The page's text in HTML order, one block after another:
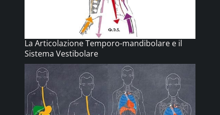
La Articolazione Temporo-mandibolare e il
Sistema Vestibolare